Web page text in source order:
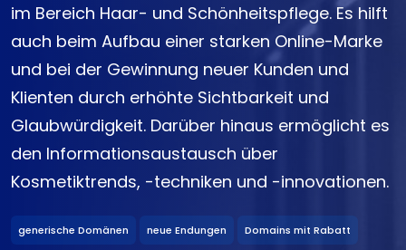
im Bereich Haar- und Schönheitspflege. Es hilft
auch beim Aufbau einer starken Online-Marke
und bei der Gewinnung neuer Kunden und
Klienten durch erhöhte Sichtbarkeit und
Glaubwürdigkeit. Darüber hinaus ermöglicht es
den Informationsaustausch über
Kosmetiktrends, -techniken und -innovationen.
generische Domänen neue Endungen Domains mit Rabatt